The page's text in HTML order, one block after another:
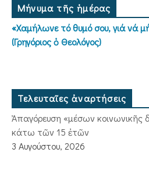
Μήνυμα τῆς ἡμέρας
«Χαμήλωνε τό θυμό σου, γιά νά
(Γρηγόριος ὁ Θεολόγος)
Τελευταῖες ἀναρτήσεις
Ἀπαγόρευση «μέσων κοινωνικῆς
κάτω τῶν 15 ἐτῶν
3 Αυγούστου, 2026